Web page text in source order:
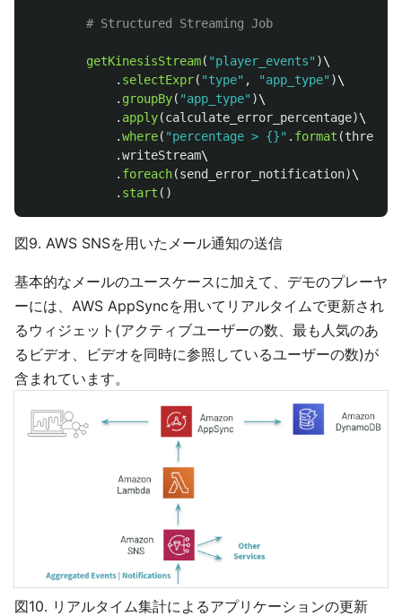
getKinesisStream( "player_events" )\
. selectExpr( "type" , "app_type" )\
. groupBy( "app_type" )\
. apply(calculate_error_percentage)\
.where( "percentage > {}" . format (
.writeStream\
. foreach(send_error_notification)\
. start ()
図9. AWS SNSを用いたメール通知の送信
基本的なメールのユースケースに加えて、デモのプレーヤ
ーには、AWS AppSyncを用いてリアルタイムで更新され
るウィジェット(アクティブユーザーの数、最も人気のあ
るビデオ、ビデオを同時に参照しているユーザーの数)が
含まれています。
図10. リアルタイム集計によるアプリケーションの更新